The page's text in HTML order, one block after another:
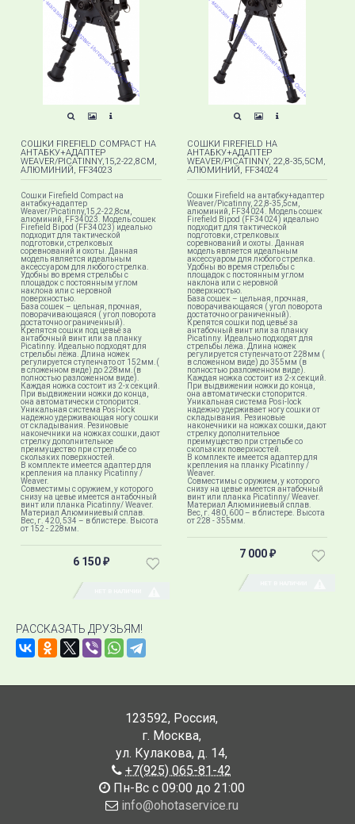
CОШКИ FIREFIELD COMPACT НА
АНТАБКУ+АДАПТЕР
WEAVER/PICATINNY,15,2-22,8СМ,
АЛЮМИНИЙ, FF34023
Cошки Firefield Compact на
антабку+адаптер
Weaver/Picatinny,15,2-22,8см,
алюминий, FF34023. Модель сошек
Firefield Bipod (FF34023) идеально
подходит для тактической
подготовки, стрелковых
соревнований и охоты. Данная
модель является идеальным
аксессуаром для любого стрелка.
Удобны во время стрельбы с
площадок с постоянным углом
наклона или с неровной
поверхностью.
База сошек – цельная, прочная,
поворачивающаяся ( угол поворота
достаточно ограниченный).
Крепятся сошки под цевьё за
антабочный винт или за планку
Picatinny. Идеально подходят для
стрельбы лёжа. Длина ножек
регулируется ступенчато от 152мм.(
в сложенном виде) до 228мм.(в
полностью разложенном виде).
Каждая ножка состоит из 2-х секций.
При выдвижении ножки до конца,
она автоматически стопорится.
Уникальная система Posi-lock
надежно удерживающая ногу сошки
от складывания. Резиновые
наконечники на ножках сошки, дают
стрелку дополнительное
преимущество при стрельбе со
скользких поверхностей.
В комплекте имеется адаптер для
крепления на планку Picatinny /
Weaver.
Совместимы с оружием, у которого
снизу на цевье имеется антабочный
винт или планка Picatinny/ Weaver.
Материал Алюминиевый сплав.
Вес, г. 420, 534 – в блистере. Высота
от 152 - 228мм.
6 150 ₽
CОШКИ FIREFIELD НА
АНТАБКУ+АДАПТЕР
WEAVER/PICATINNY, 22,8-35,5СМ,
АЛЮМИНИЙ, FF34024
Cошки Firefield на антабку+адаптер
Weaver/Picatinny, 22,8-35,5см,
алюминий, FF34024. Модель сошек
Firefield Bipod (FF34024) идеально
подходит для тактической
подготовки, стрелковых
соревнований и охоты. Данная
модель является идеальным
аксессуаром для любого стрелка.
Удобны во время стрельбы с
площадок с постоянным углом
наклона или с неровной
поверхностью.
База сошек – цельная, прочная,
поворачивающаяся ( угол поворота
достаточно ограниченный).
Крепятся сошки под цевьё за
антабочный винт или за планку
Picatinny. Идеально подходят для
стрельбы лёжа. Длина ножек
регулируется ступенчато от 228мм (
в сложенном виде) до 355мм (в
полностью разложенном виде).
Каждая ножка состоит из 2-х секций.
При выдвижении ножки до конца,
она автоматически стопорится.
Уникальная система Posi-lock
надежно удерживает ногу сошки от
складывания. Резиновые
наконечники на ножках сошки, дают
стрелку дополнительное
преимущество при стрельбе со
скользких поверхностей.
В комплекте имеется адаптер для
крепления на планку Picatinny /
Weaver.
Совместимы с оружием, у которого
снизу на цевье имеется антабочный
винт или планка Picatinny/ Weaver.
Материал Алюминиевый сплав.
Вес, г. 480, 600 – в блистере​. Высота
от 228 - 355мм​.
7 000 ₽
РАССКАЗАТЬ ДРУЗЬЯМ!
123592, Россия,
г. Москва,
ул. Кулакова, д. 14,
+7(925) 065-81-42
Пн-Вс с 09:00 до 21:00
info@ohotaservice.ru